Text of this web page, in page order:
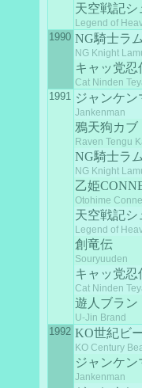
天空戦記シ
Legend of
1990 NG騎士ラ
NG Knight
キャッ党忍
Cat Ninden
1991 ジャンケン
Jankenman
鴉天狗カブ
Raven Tengu
NG騎士ラ
NG Knight
乙姫
Otohime
天空戦記シ
Legend of
創竜伝
Souryuuden
キャッ党忍
Cat Ninden
遊人ブラン
U-Jin Brand
1992 KO世紀ビ
KO Century
ジャンケン
Jankenman